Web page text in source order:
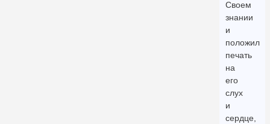
Своем
знании
и
положил
печать
на
его
слух
и
сердце,